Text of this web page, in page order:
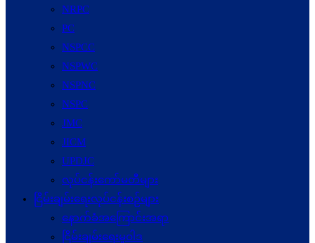
NRPC
PC
NSPCC
NSPWC
NSPNC
NSPC
JMC
JICM
UPDJC
လုပ်ငန်းကော်မတီများ
ငြိမ်းချမ်းရေးလုပ်ငန်းစဉ်များ
နောက်ခံအကြောင်းအရာ
ငြိမ်းချမ်းရေးမူဝါဒ